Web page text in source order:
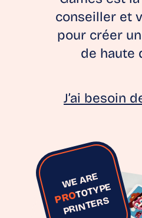
conseiller et
pour créer
de haute
J’ai besoin
WE ARE
PROTOTYPE
PRINTERS